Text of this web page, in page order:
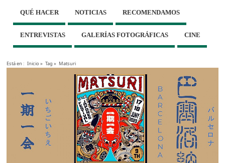
QUÉ HACER NOTICIAS RECOMENDAMOS
ENTREVISTAS GALERÍAS FOTOGRÁFICAS CINE
Está en : Inicio» Tag » Matsuri